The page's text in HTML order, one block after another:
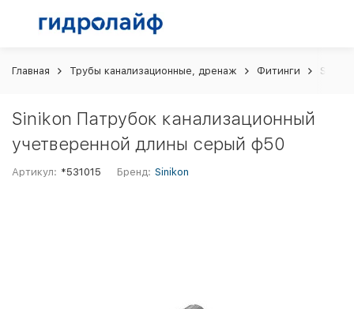
Главная Трубы канализационные, дренаж Фитинги
Sinikon Патрубок канализационный
учетверенной длины серый ф50
Артикул: *531015 Бренд: Sinikon